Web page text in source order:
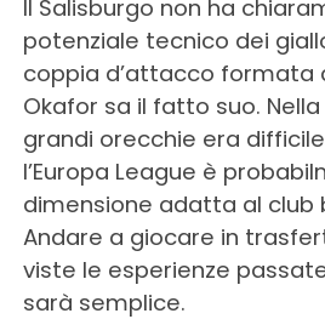
Il Salisburgo non ha
potenziale tecnico dei
coppia d’attacco formata
Okafor sa il fatto suo.
grandi orecchie era
l’Europa League è
dimensione adatta al club
Andare a giocare in
viste le esperienze
sarà semplice.